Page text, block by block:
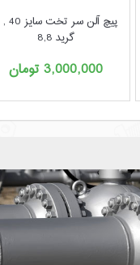
گرید 8,8
3,000,000تومان